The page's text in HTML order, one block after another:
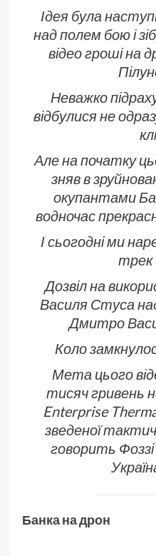
Ідея була
над полем бою і
відео гроші на
Неважко
відбулися не
Але на початку
зняв в
окупантами
водночас
І сьогодні ми
трек
Дозвіл на
Василя Стуса
Дмитро
Коло
Мета цього
тисяч гривень
Enterprise
зведеної
говорить
Банка на дрон